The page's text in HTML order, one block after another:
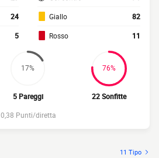
24
5
Giallo 82
Rosso 11
17%
5 Pareggi
76%
22 Sonfitte
0,38 Punti/diretta
11 Tipo